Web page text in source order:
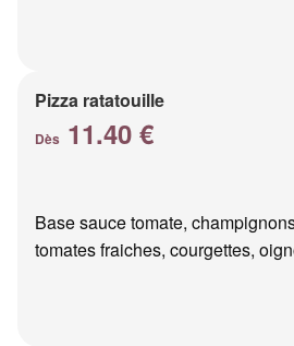
Pizza ratatouille
Dès 11.40 €
Base sauce tomate,
tomates fraiches, courgettes,